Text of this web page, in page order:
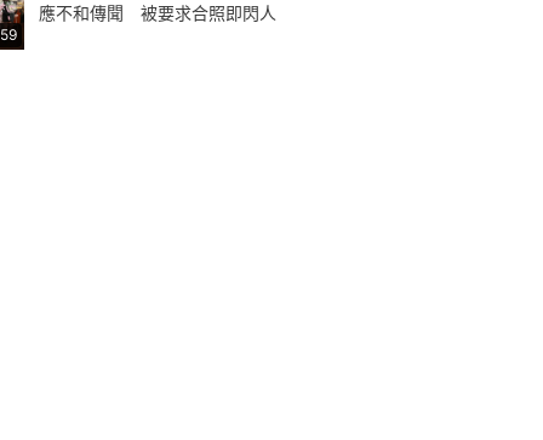
應不和傳聞 被要求合照即閃人